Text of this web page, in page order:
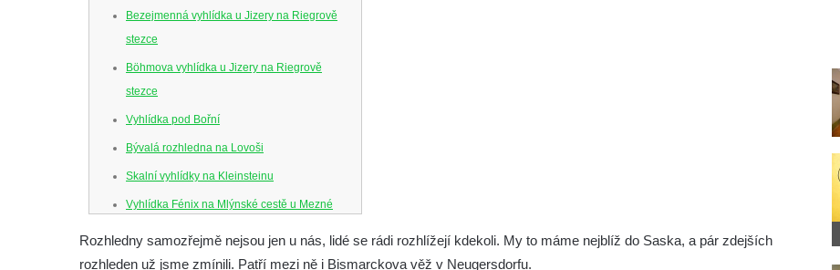
Bezejmenná vyhlídka u Jizery na Riegrově
stezce
Böhmova vyhlídka u Jizery na Riegrově
stezce
Vyhlídka pod Bořní
Bývalá rozhledna na Lovoši
Skalní vyhlídky na Kleinsteinu
Vyhlídka Fénix na Mlýnské cestě u Mezné
Vyhlídka na Caspersbergu u
starokatolického kostela Proměnění Páně
Rozhledny samozřejmě nejsou jen u nás, lidé se rádi rozhlížejí kdekoli. My to máme nejblíž do Saska, a pár zdejších
rozhleden už jsme zmínili. Patří mezi ně i Bismarckova věž v Neugersdorfu.